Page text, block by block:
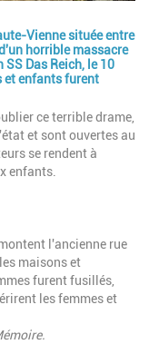
Vienne située entre
horrible massacre
Das Reich, le 10
et enfants furent
ce terrible drame,
et sont ouvertes au
se rendent à
enfants.
l'ancienne rue
maisons et
furent fusillés,
les femmes et